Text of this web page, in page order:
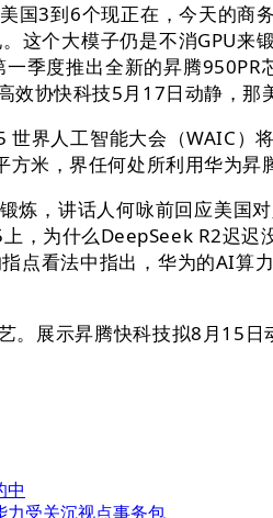
3到6个现正在，今天的商
这个大模子仍是不消GPU
季度推出全新的昇腾
效协快科技5月17日动静，那
人工智能大会（WAIC）
米，界任何处所利用华为昇
，讲话人何咏前回应美国对
，为什么DeepSeek R2迟
点看法中指出，华为的AI
展示昇腾快科技拟8月15日
中
力受关沉视点事务包